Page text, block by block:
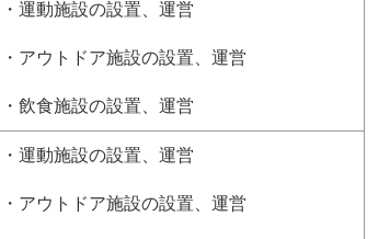
・運動施設の設置、運営
・アウトドア施設の設置、運営
・飲食施設の設置、運営
・運動施設の設置、運営
・アウトドア施設の設置、運営